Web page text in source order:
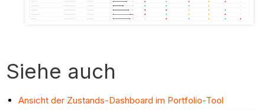
Siehe auch
Ansicht der Zustands-Dashboard im Portfolio-Tool